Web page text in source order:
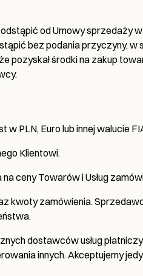
od Umowy sprzedaży
bez podania przyczyny,
pozyskał środki na zakup
w PLN, Euro lub innej walucie
Klientowi.
ceny Towarów i Usług
kwoty zamówienia.
dostawców usług
innych. Akceptujemy